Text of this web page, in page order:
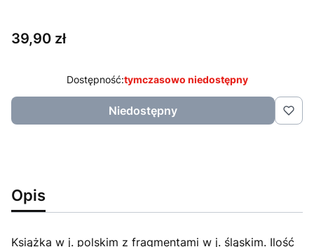
Cena
39,90 zł
Dostępność:tymczasowo niedostępny
Niedostępny
Opis
Książka w j. polskim z fragmentami w j. śląskim. Ilość